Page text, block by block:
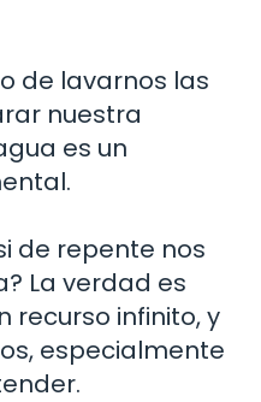
de lavarnos las
nuestra
es un
de repente nos
La verdad es
recurso infinito, y
especialmente